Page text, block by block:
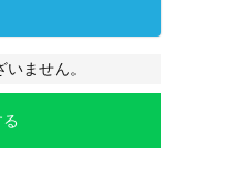
ません。